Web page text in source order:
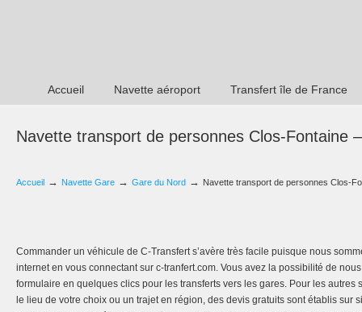
Accueil Navette aéroport Transfert île de France
Navette transport de personnes Clos-Fontaine
Accueil → Navette Gare → Gare du Nord → Navette transport de personnes Clos-
Commander un véhicule de C-Transfert s’avère très facile puisque nous
internet en vous connectant sur c-tranfert.com. Vous avez la possibilité de
formulaire en quelques clics pour les transferts vers les gares. Pour les autres
le lieu de votre choix ou un trajet en région, des devis gratuits sont établis sur